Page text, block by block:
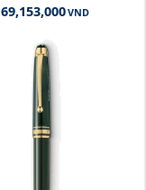
69,153,000VND